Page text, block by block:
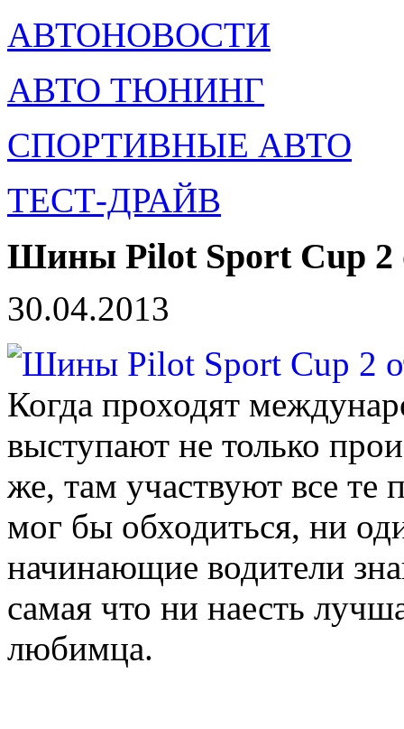
АВТОНОВОСТИ
АВТО ТЮНИНГ
СПОРТИВНЫЕ АВТО
ТЕСТ-ДРАЙВ
Шины Pilot Sport Cup 2
30.04.2013
Когда проходят
выступают не только
же, там участвуют все те
мог бы обходиться, ни
начинающие водители
самая что ни наесть
любимца.